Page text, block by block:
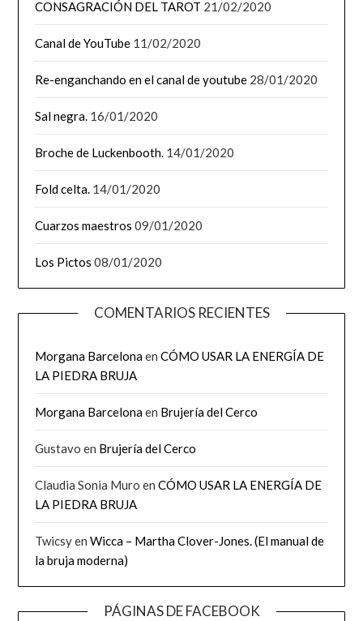
CONSAGRACIÓN DEL TAROT 21/02/2020
Canal de YouTube 11/02/2020
Re-enganchando en el canal de youtube 28/01/2020
Sal negra. 16/01/2020
Broche de Luckenbooth. 14/01/2020
Fold celta. 14/01/2020
Cuarzos maestros 09/01/2020
Los Pictos 08/01/2020
COMENTARIOS RECIENTES
Morgana BarcelonaenCÓMO USAR LA ENERGÍA DE
LA PIEDRA BRUJA
Morgana Barcelonaen Brujería del Cerco
Gustavo en Brujería del Cerco
Claudia Sonia Muro enCÓMO USAR LA ENERGÍA DE
LA PIEDRA BRUJA
TwicsyenWicca – Martha Clover-Jones. (El manual de
la bruja moderna)
PÁGINAS DE FACEBOOK